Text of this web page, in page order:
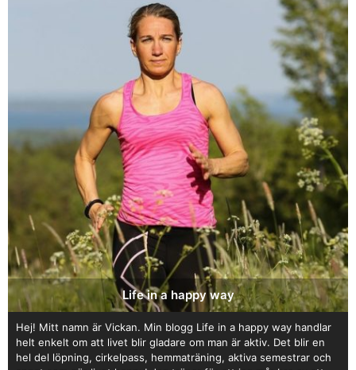
Life in a happy way
Hej! Mitt namn är Vickan. Min blogg Life in a happy way handlar
helt enkelt om att livet blir gladare om man är aktiv. Det blir en
hel del löpning, cirkelpass, hemmaträning, aktiva semestrar och